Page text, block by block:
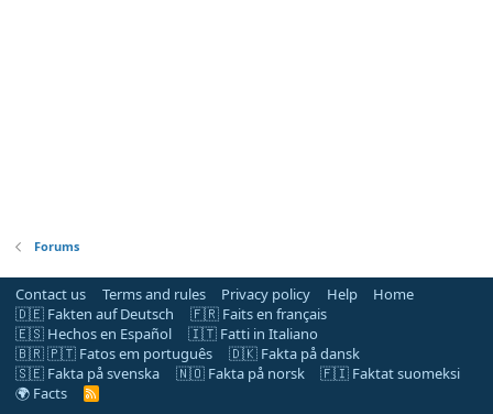
Forums
Contact us Terms and rules Privacy policy Help
Home
🇩🇪 Fakten auf Deutsch
🇫🇷 Faits en français
🇪🇸 Hechos en Español
🇮🇹 Fatti in Italiano
🇧🇷 🇵🇹 Fatos em português
🇩🇰 Fakta på dansk
🇸🇪 Fakta på svenska
🇳🇴 Fakta på norsk
🇫🇮 Faktat suomeksi
🌍 Facts
R